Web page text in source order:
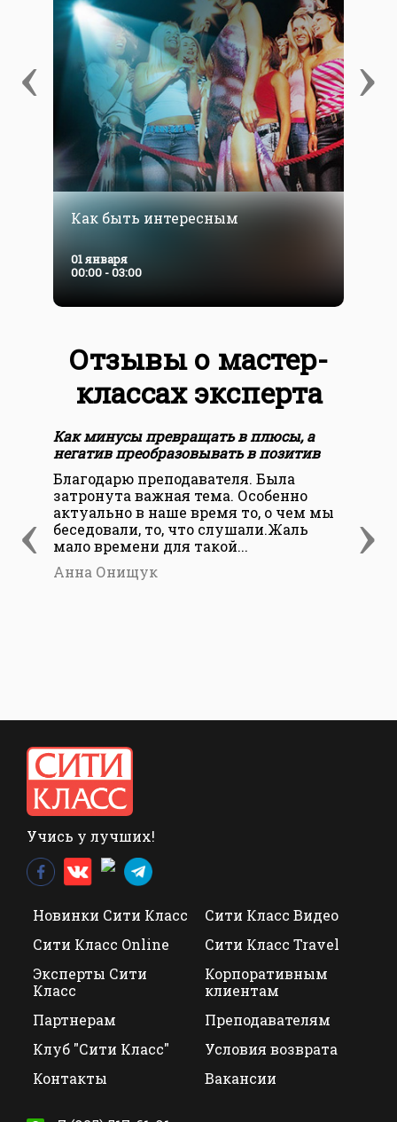
‹ ›
Как быть интересным
01 января
00:00 - 03:00
Отзывы о мастер-
классах эксперта
‹ ›
Как минусы превращать в плюсы, а
негатив преобразовывать в позитив
Благодарю преподавателя. Была
затронута важная тема. Особенно
актуально в наше время то, о чем мы
беседовали, то, что слушали.Жаль
мало времени для такой...
Анна Онищук
Учись у лучших!
Новинки Сити Класс
Сити Класс Видео
Сити Класс Online
Сити Класс Travel
Эксперты Сити
Класс
Корпоративным
клиентам
Партнерам
Преподавателям
Клуб "Сити Класс"
Условия возврата
Контакты
Вакансии